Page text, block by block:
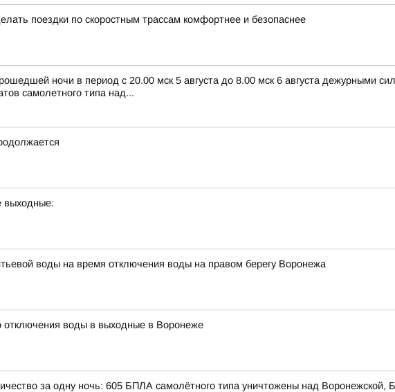
поездки по скоростным трассам комфортнее и безопаснее
ночи в период с 20.00 мск 5 августа до 8.00 мск 6 августа дежурными
самолетного типа над...
выходные:
воды на время отключения воды на правом берегу Воронежа
отключения воды в выходные в Воронеже
за одну ночь: 605 БПЛА самолётного типа уничтожены над Воронежской,